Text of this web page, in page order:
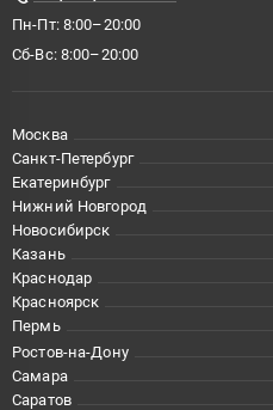
Пн-Пт: 8:00–20:00
Сб-Вс: 8:00–20:00
Москва
Санкт-Петербург
Екатеринбург
Нижний Новгород
Новосибирск
Казань
Краснодар
Красноярск
Пермь
Ростов-на-Дону
Самара
Саратов